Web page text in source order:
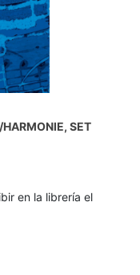
HARMONIE, SET
en la librería el